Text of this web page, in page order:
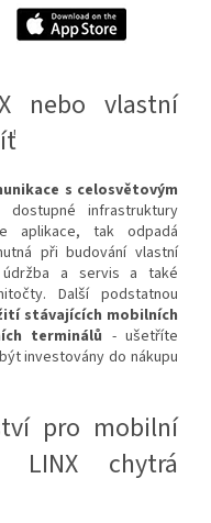
nebo vlastní
s celosvětovým
infrastruktury
aplikace, tak odpadá
při budování vlastní
údržba a servis a také
Další podstatnou
stávajících mobilních
terminálů - ušetříte
investovány do nákupu
pro mobilní
chytrá